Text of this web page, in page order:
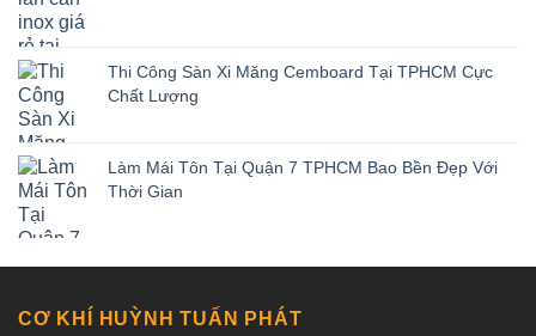
Thi Công Sàn Xi Măng Cemboard Tại TPHCM Cực
Chất Lượng
Làm Mái Tôn Tại Quận 7 TPHCM Bao Bền Đẹp Với
Thời Gian
CƠ KHÍ HUỲNH TUẤN PHÁT